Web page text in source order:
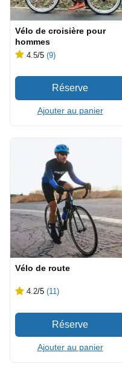
Vélo de croisière pour
hommes
4.5/5 (9)
Ajouter au panier
Vélo de route
4.2/5 (11)
Ajouter au panier